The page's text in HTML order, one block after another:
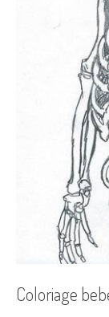
Coloriage